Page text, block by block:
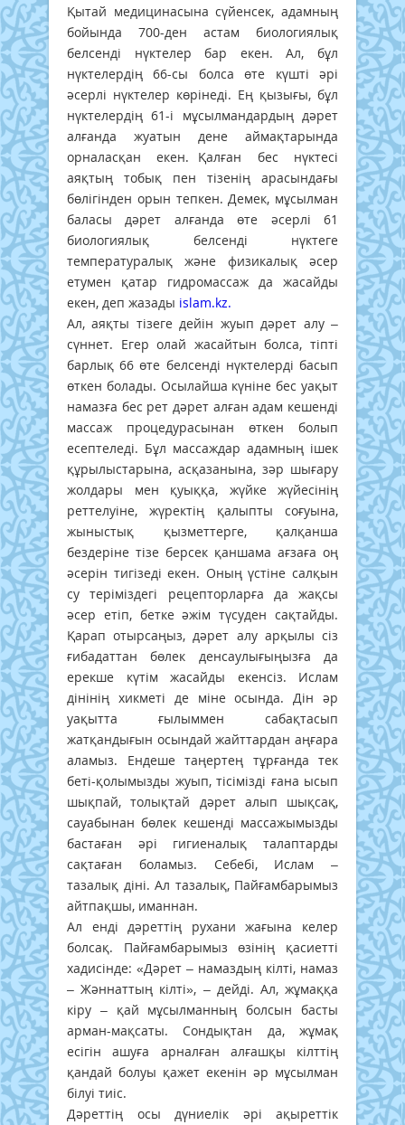
Қытай медицинасына сүйенсек, адамның
бойында 700-ден астам биологиялық
белсенді нүктелер бар екен. Ал, бұл
нүктелердің 66-сы болса өте күшті әрі
әсерлі нүктелер көрінеді. Ең қызығы, бұл
нүктелердің 61-і мұсылмандардың дәрет
алғанда жуатын дене аймақтарында
орналасқан екен.
Қалған бес нүктесі
аяқтың тобық пен тізенің арасындағы
бөлігінден орын тепкен. Демек, мұсылман
баласы дәрет алғанда өте әсерлі 61
биологиялық белсенді нүктеге
температуралық және физикалық әсер
етумен қатар гидромассаж да жасайды
екен, деп жазады islam.kz.
Ал, аяқты тізеге дейін жуып дәрет алу –
сүннет. Егер олай жасайтын болса, тіпті
барлық 66 өте белсенді нүктелерді басып
өткен болады. Осылайша күніне бес уақыт
намазға бес рет дәрет алған адам кешенді
массаж процедурасынан өткен болып
есептеледі. Бұл массаждар адамның ішек
құрылыстарына, асқазанына, зәр шығару
жолдары мен қуыққа, жүйке жүйесінің
реттелуіне, жүректің қалыпты соғуына,
жыныстық қызметтерге, қалқанша
бездеріне тізе берсек қаншама ағзаға оң
әсерін тигізеді екен. Оның үстіне салқын
су теріміздегі рецепторларға да жақсы
әсер етіп, бетке әжім түсуден сақтайды.
Қарап отырсаңыз, дәрет алу арқылы сіз
ғибадаттан бөлек денсаулығыңызға да
ерекше күтім жасайды екенсіз. Ислам
дінінің хикметі де міне осында. Дін әр
уақытта ғылыммен сабақтасып
жатқандығын осындай жайттардан аңғара
аламыз. Ендеше таңертең тұрғанда тек
беті-қолымызды жуып, тісімізді ғана ысып
шықпай, толықтай дәрет алып шықсақ,
сауабынан бөлек кешенді массажымызды
бастаған әрі гигиеналық талаптарды
сақтаған боламыз. Себебі, Ислам –
тазалық діні. Ал тазалық, Пайғамбарымыз
айтпақшы, иманнан.
Ал енді дәреттің рухани жағына келер
болсақ. Пайғамбарымыз өзінің қасиетті
хадисінде: «Дәрет – намаздың кілті, намаз
– Жәннаттың кілті», – дейді. Ал, жұмаққа
кіру – қай мұсылманның болсын басты
арман-мақсаты. Сондықтан да, жұмақ
есігін ашуға арналған алғашқы кілттің
қандай болуы қажет екенін әр мұсылман
білуі тиіс.
Дәреттің осы дүниелік әрі ақыреттік